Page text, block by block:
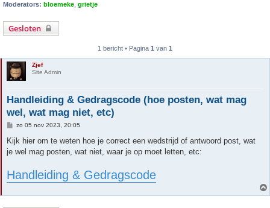
Moderators: bloemeke grietje
Gesloten
1 bericht • Pagina 1 van 1
Zjef
Site Admin
Handleiding & Gedragscode (hoe posten, wat mag
wel, wat mag niet, etc)
B
r
i
c
zo 05 nov 2023, 20:05
Kijk hier om te weten hoe je correct een wedstrijd of antwoord post, wat
je wel mag posten, wat niet, waar je op moet letten, etc:
Handleiding & Gedragscode